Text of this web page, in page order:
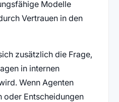
Modelle
Vertrauen in den
zusätzlich die Frage,
in internen
Wenn Agenten
oder Entscheidungen